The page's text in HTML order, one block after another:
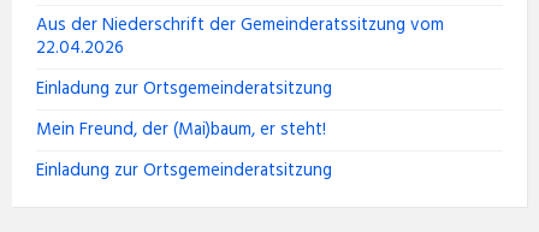
Aus der Niederschrift der Gemeinderatssitzung vom
22.04.2026
Einladung zur Ortsgemeinderatsitzung
Mein Freund, der (Mai)baum, er steht!
Einladung zur Ortsgemeinderatsitzung